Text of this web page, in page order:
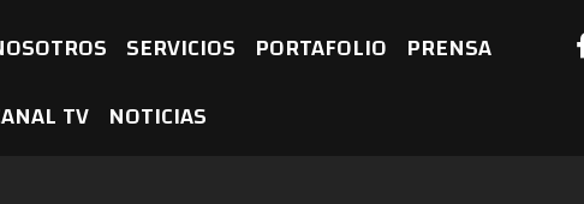
SERVICIOS PORTAFOLIO PRENSA
TV NOTICIAS